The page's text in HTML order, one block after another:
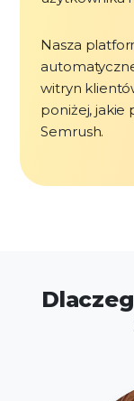
Nasza
witryn
poniżej, jakie
Semrush.